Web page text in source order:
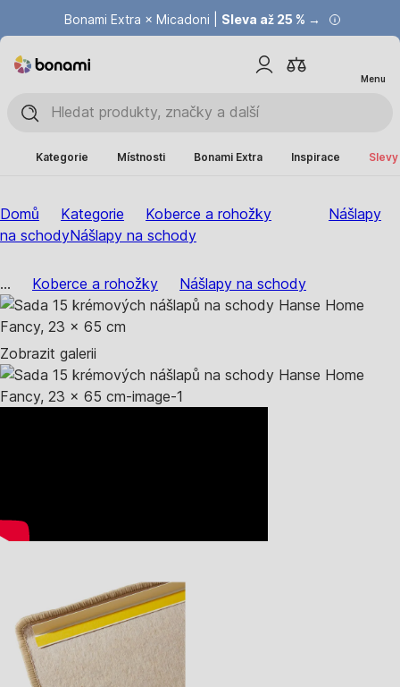
Bonami Extra × Micadoni | Sleva až 25 % →
Summer Sale | Ušetřete až 40 % →
Menu
Kategorie Místnosti Bonami Extra Inspirace
Domů Kategorie Koberce a rohožky
Nášlapy
na schodyNášlapy na schody
... Koberce a rohožky Nášlapy na schody
Zobrazit galerii